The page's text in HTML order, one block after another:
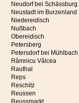
Neudorf bei Schässburg
Neustadt im Burzenland
Niedereidisch
Nußbach
Obereidisch
Petersberg
Petersdorf bei Mühlbach
Râmnicu Vâlcea
Rauthal
Reps
Reschitz
Reussen
Reussmarkt